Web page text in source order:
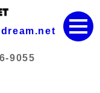
9055